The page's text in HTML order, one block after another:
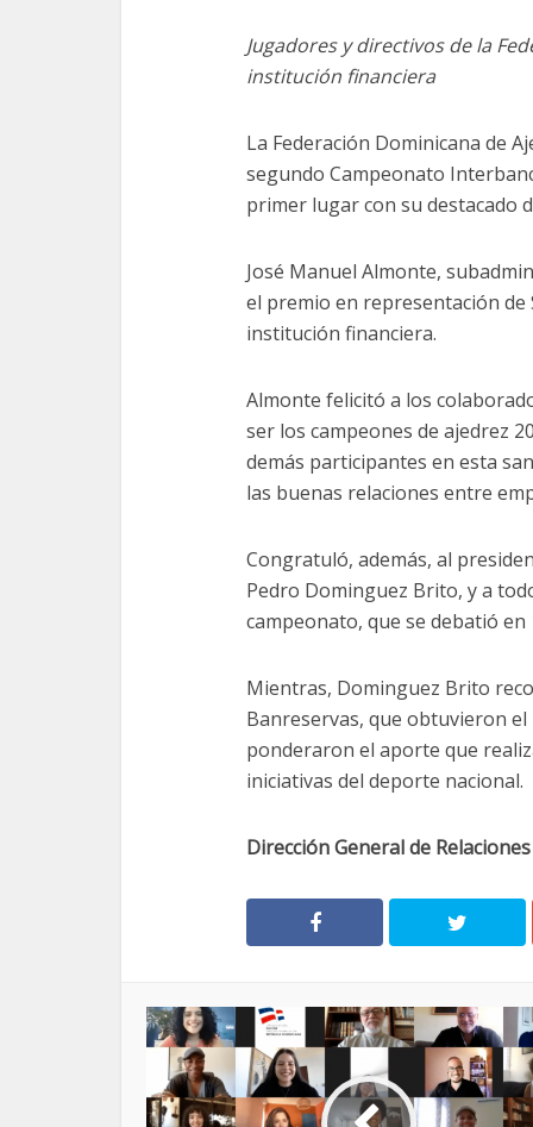
Jugadores y directivos de la
institución financiera
La Federación Dominicana de
segundo Campeonato
primer lugar con su destacado
José Manuel Almonte,
el premio en representación
institución financiera.
Almonte felicitó a los
ser los campeones de ajedrez
demás participantes en esta
las buenas relaciones entre
Congratuló, además, al
Pedro Dominguez Brito, y a
campeonato, que se debatió en
Mientras, Dominguez Brito
Banreservas, que obtuvieron
ponderaron el aporte que
iniciativas del deporte nacional.
Dirección General de